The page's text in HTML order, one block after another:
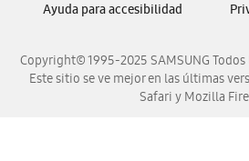
Copyright© 1995-2025 SAMSUNG
Este sitio se ve mejor en las últimas
Safari y Mozilla
Ayuda para accesibilidad